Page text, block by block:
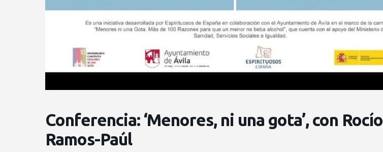
Conferencia: ‘Menores, ni una gota’, con Rocío
Ramos-Paúl